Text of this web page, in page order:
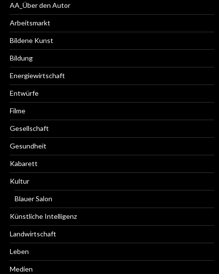
AA_Über den Autor
Arbeitsmarkt
Bildene Kunst
Bildung
Energiewirtschaft
Entwürfe
Filme
Gesellschaft
Gesundheit
Kabarett
Kultur
Blauer Salon
Künstliche Intelligenz
Landwirtschaft
Leben
Medien